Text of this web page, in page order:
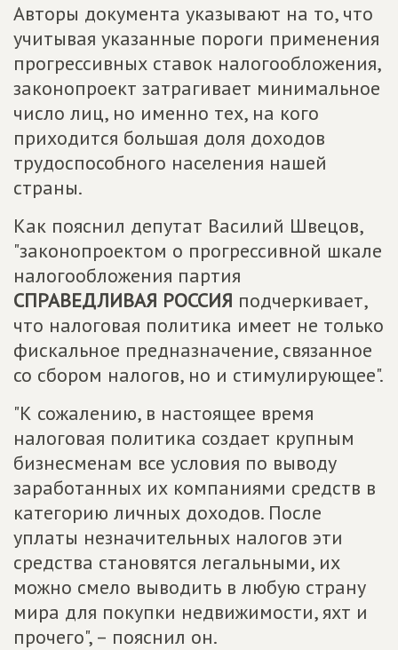
Авторы документа указывают на то, что
учитывая указанные пороги применения
прогрессивных ставок налогообложения,
законопроект затрагивает минимальное
число лиц, но именно тех, на кого
приходится большая доля доходов
трудоспособного населения нашей
страны.
Как пояснил депутат Василий Швецов,
"законопроектом о прогрессивной шкале
налогообложения партия
СПРАВЕДЛИВАЯ РОССИЯ подчеркивает,
что налоговая политика имеет не только
фискальное предназначение, связанное
со сбором налогов, но и стимулирующее".
"К сожалению, в настоящее время
налоговая политика создает крупным
бизнесменам все условия по выводу
заработанных их компаниями средств в
категорию личных доходов. После
уплаты незначительных налогов эти
средства становятся легальными, их
можно смело выводить в любую страну
мира для покупки недвижимости, яхт и
прочего", – пояснил он.